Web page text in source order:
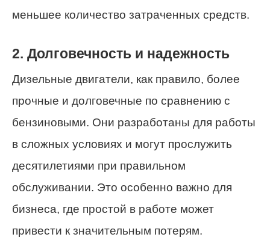
меньшее количество затраченных средств.
2. Долговечность и надежность
Дизельные двигатели, как правило, более
прочные и долговечные по сравнению с
бензиновыми. Они разработаны для работы
в сложных условиях и могут прослужить
десятилетиями при правильном
обслуживании. Это особенно важно для
бизнеса, где простой в работе может
привести к значительным потерям.